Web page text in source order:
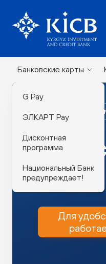
Банковские карты
G Pay
ЭЛКАРТ Pay
Дисконтная
программа
Национальный Банк
предупреждает!
Филиалы и
Для